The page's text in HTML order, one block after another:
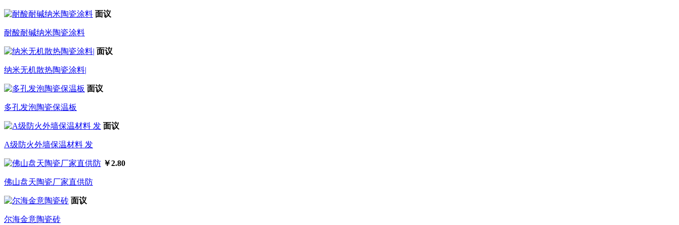
面议
耐酸耐碱纳米陶瓷涂料
面议
纳米无机散热陶瓷涂料|
面议
多孔发泡陶瓷保温板
面议
A级防火外墙保温材料 发
￥2.80
佛山盘天陶瓷厂家直供防
面议
尔海金意陶瓷砖